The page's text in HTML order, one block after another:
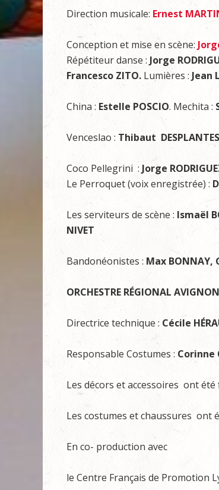
Direction musicale: Ernest
Conception et mise en scène:
Répétiteur danse : Jorge
Francesco ZITO. Lumières : Jean
China : Estelle POSCIO. Mechita :
Venceslao : Thibaut
Coco Pellegrini : Jorge
Le Perroquet (voix enregistrée) :
Les serviteurs de scène : Ismaël
NIVET
Bandonéonistes : Max BONNAY,
ORCHESTRE RÉGIONAL
Directrice technique : Cécile
Responsable Costumes : Corinne
Les décors et accessoires ont
Les costumes et chaussures ont
En co- production avec
le Centre Français de Promotion